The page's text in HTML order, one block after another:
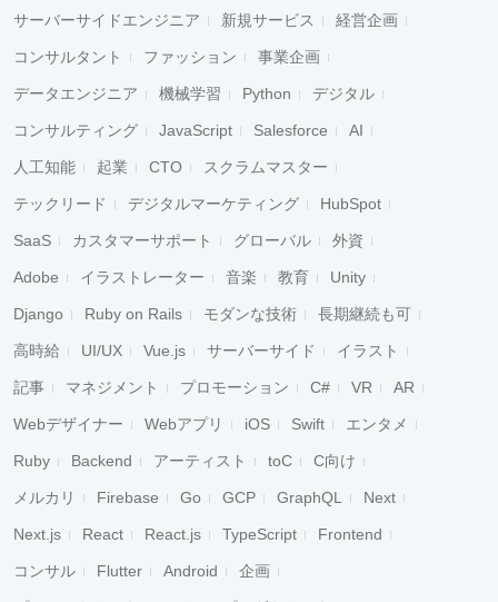
サーバーサイドエンジニア 新規サービス 経営企画
コンサルタント ファッション 事業企画
データエンジニア 機械学習 Python デジタル
コンサルティング JavaScript Salesforce AI
人工知能 起業 CTO スクラムマスター
テックリード デジタルマーケティング HubSpot
SaaS カスタマーサポート グローバル 外資
Adobe イラストレーター 音楽 教育 Unity
Django Ruby on Rails モダンな技術 長期継続も可
高時給 UI/UX Vue.js サーバーサイド イラスト
記事 マネジメント プロモーション C# VR AR
Webデザイナー Webアプリ iOS Swift エンタメ
Ruby Backend アーティスト toC C向け
メルカリ Firebase Go GCP GraphQL Next
Next.js React React.js TypeScript Frontend
コンサル Flutter Android 企画